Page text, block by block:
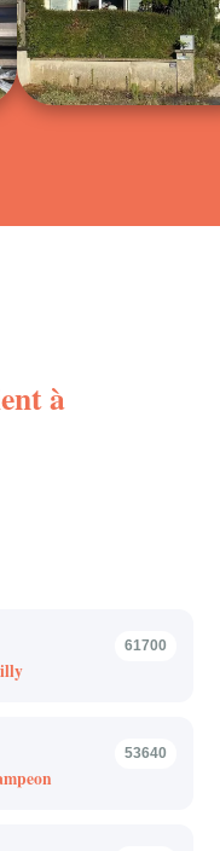
à
61700
53640